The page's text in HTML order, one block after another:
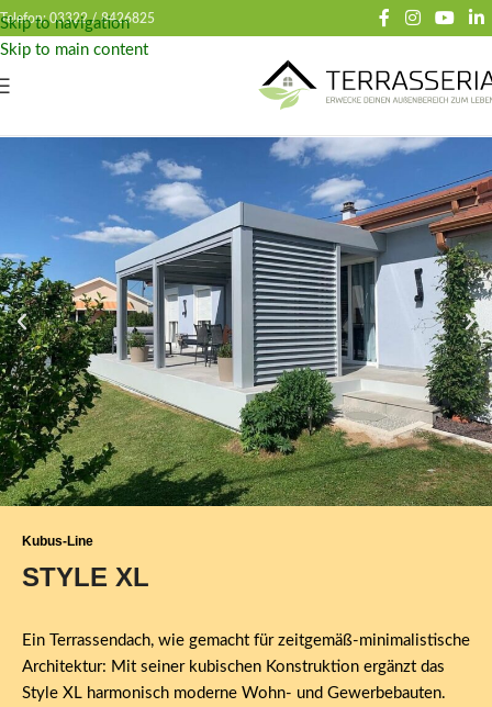
Skip to navigation
Skip to main content
Telefon: 03322 /8426825
Kubus-Line
STYLE XL
Ein Terrassendach, wie gemacht für zeitgemäß-minimalistische
Architektur: Mit seiner kubischen Konstruktion ergänzt das
Style XL harmonisch moderne Wohn- und Gewerbebauten.